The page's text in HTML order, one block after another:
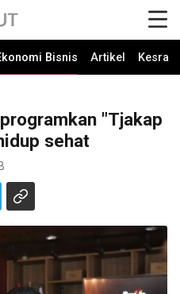
Bisnis Artikel Kesra
"Tjakap
sehat